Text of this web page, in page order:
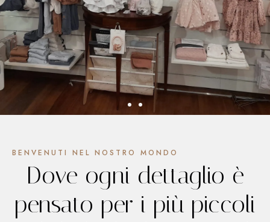
Crescere con amore,
giocare con fantasia
Selezioniamo con cura prodotti sicuri, pratici e di qualità
BENVENUTI NEL NOSTRO MONDO
Dove ogni dettaglio è
pensato per i più piccoli